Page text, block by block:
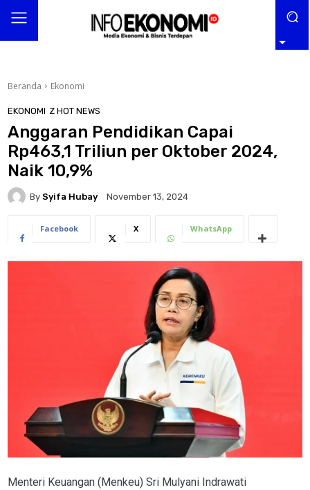
Beranda Ekonomi
EKONOMI Z HOT NEWS
Anggaran Pendidikan Capai
Rp463,1 Triliun per Oktober 2024,
Naik 10,9%
By Syifa Hubay November 13, 2024
Facebook X WhatsApp
Menteri Keuangan (Menkeu) Sri Mulyani Indrawati